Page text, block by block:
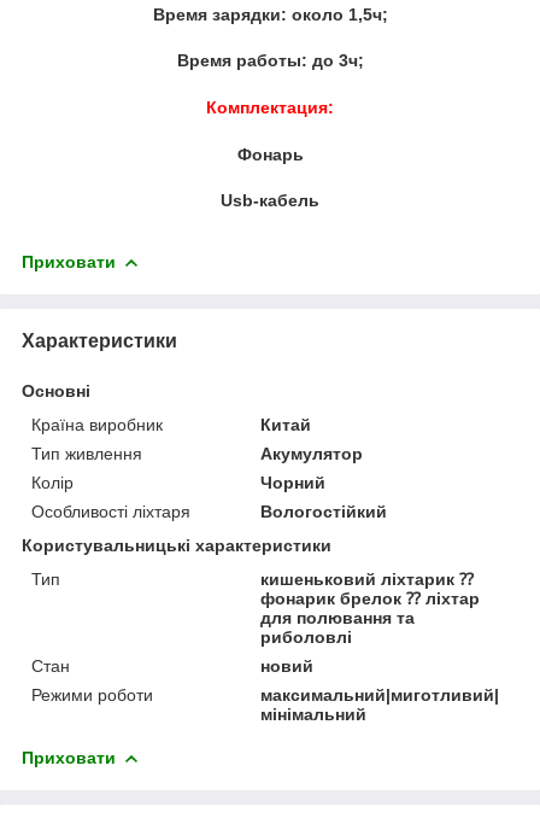
Время зарядки: около 1,5ч;
Время работы: до 3ч;
Комплектация:
Фонарь
Usb-кабель
Приховати
Характеристики
Основні
Країна виробник
Китай
Тип живлення
Акумулятор
Колір
Чорний
Особливості ліхтаря
Вологостійкий
Користувальницькі характеристики
Тип
кишеньковий ліхтарик ⁇
фонарик брелок ⁇ ліхтар
для полювання та
риболовлі
Стан
новий
Режими роботи
максимальний|миготливий|
мінімальний
Приховати